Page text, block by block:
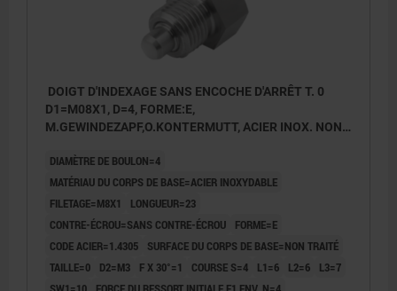
DOIGT D'INDEXAGE SANS ENCOCHE D'ARRÊT T. 0
D1=M08X1, D=4, FORME:E,
M.GEWINDEZAPF,O.KONTERMUTT, ACIER INOX. NON
DIAMÈTRE DE BOULON=4
MATÉRIAU DU CORPS DE BASE=ACIER INOXYDABLE
FILETAGE=M8X1
LONGUEUR=23
CONTRE-ÉCROU=SANS CONTRE-ÉCROU
FORME=E
CODE ACIER=1.4305
SURFACE DU CORPS DE BASE=NON TRAITÉ
TAILLE=0
D2=M3 F X 30°=1 COURSE S=4 L1=6 L2=6
L3=7